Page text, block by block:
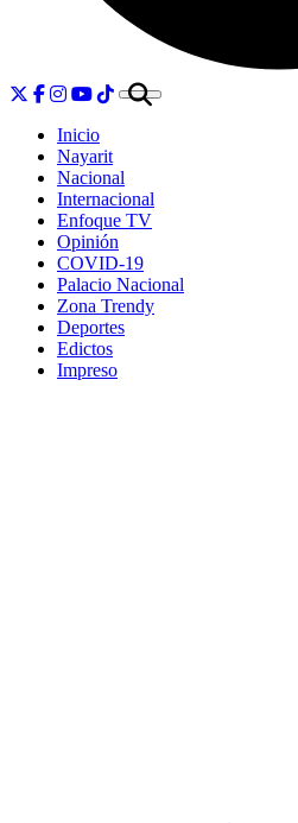
Inicio
Nayarit
Nacional
Internacional
Enfoque TV
Opinión
COVID-19
Palacio Nacional
Zona Trendy
Deportes
Edictos
Impreso